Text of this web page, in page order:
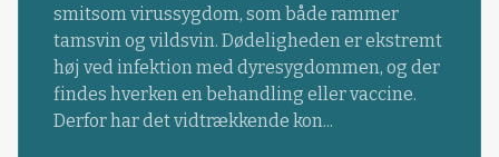
smitsom virussygdom, som både rammer
tamsvin og vildsvin. Dødeligheden er ekstremt
høj ved infektion med dyresygdommen, og der
findes hverken en behandling eller vaccine.
Derfor har det vidtrækkende kon...